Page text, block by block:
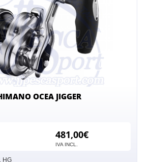
OCEA JIGGER
481,00€
IVA INCL.
HG